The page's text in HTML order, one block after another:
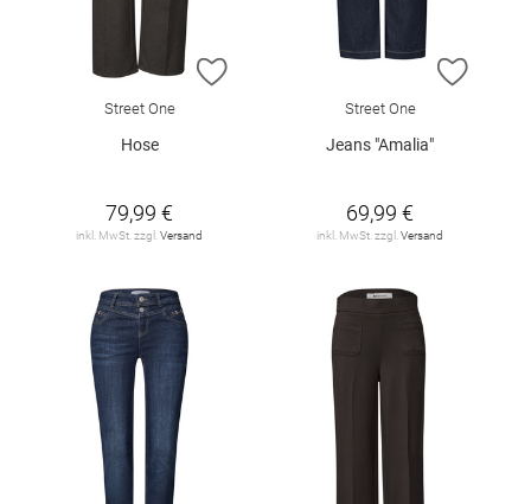
ZUR WUNSCHLISTE HINZUFÜGEN
Street One
Hose
79,99 €
inkl. MwSt. zzgl. Versand
ZUR
Street One
Jeans "Amalia"
69,99 €
inkl. MwSt. zzgl. Versand